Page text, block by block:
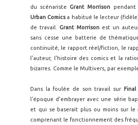
du scénariste Grant Morrison pendant
Urban Comicsa habitué le lecteur
de travail. Grant Morrison est un
sans cesse une batterie de
continuité, le rapport réel/fiction, le
l'auteur, l'histoire des comics et la
bizarres. Comme le Multivers, par
Dans la foulée de son travail sur Final
l'époque d'embrayer avec une série
et qui se baserait plus ou moins sur le
comprenant le fonctionnement des